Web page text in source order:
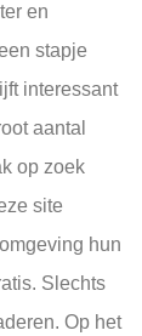
en
stapje
interessant
aantal
op zoek
site
hun
Slechts
Op het